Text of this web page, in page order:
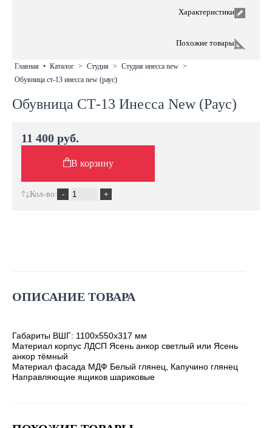
Характеристики
Похожие товары
главная • каталог > студия > студия инесса new >
обувница ст-13 инесса new (раус)
Обувница СТ-13 Инесса New (Раус)
ОПИСАНИЕ ТОВАРА
Габариты ВШГ: 1100х550х317 мм
Материал корпус ЛДСП Ясень анкор светлый или Ясень
анкор тёмный
Материал фасада МДФ Белый глянец, Капучино глянец
Направляющие ящиков шариковые
11 400 руб.
В корзину
Кол-во: